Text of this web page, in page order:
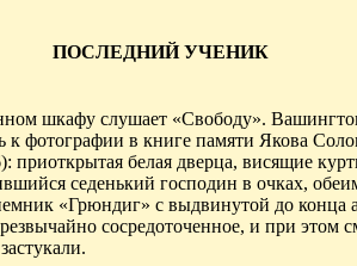
ПОСЛЕДНИЙ УЧЕНИК
шкафу слушает «Свободу».
к фотографии в книге памяти Якова
приоткрытая белая дверца, висящие
седенький господин в очках,
«Грюндиг» с выдвинутой до конца
сосредоточенное, и при этом